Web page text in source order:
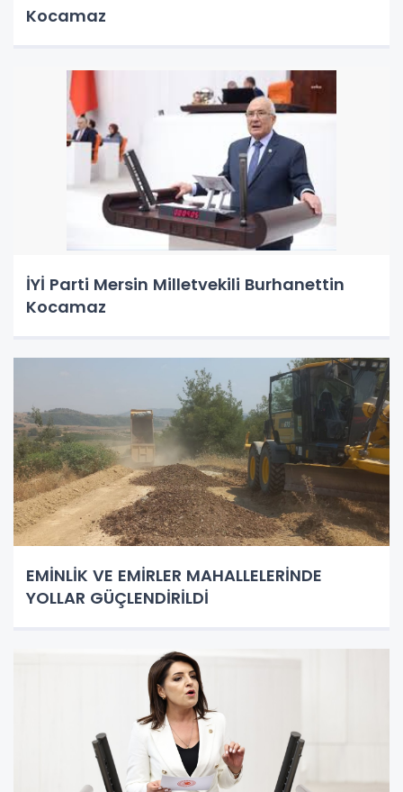
Kocamaz
İYİ Parti Mersin Milletvekili Burhanettin
Kocamaz
EMİNLİK VE EMİRLER MAHALLELERİNDE
YOLLAR GÜÇLENDİRİLDİ